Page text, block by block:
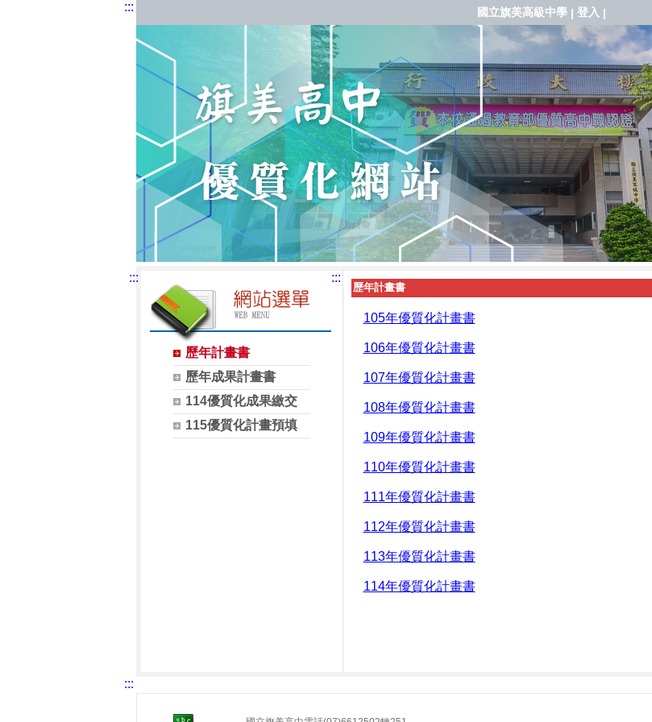
::: 國立旗美高級中學 | 登入 |
:::
歷年計畫書
歷年成果計畫書
114優質化成果繳交
115優質化計畫預填
:::
歷年計畫書
105年優質化計畫書
106年優質化計畫書
107年優質化計畫書
108年優質化計畫書
109年優質化計畫書
110年優質化計畫書
111年優質化計畫書
112年優質化計畫書
113年優質化計畫書
114年優質化計畫書
:::